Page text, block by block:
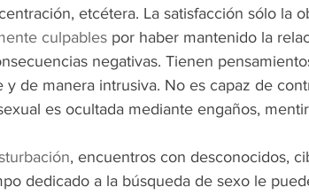
etcétera. La satisfacción sólo la
culpables por haber mantenido la
negativas. Tienen
y de manera intrusiva. No es capaz de
es ocultada mediante engaños,
, encuentros con desconocidos,
dedicado a la búsqueda de sexo le